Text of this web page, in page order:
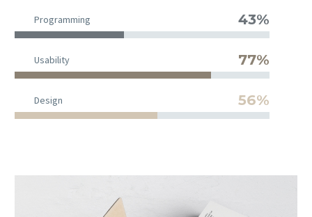
Programming 43%
Usability 77%
Design 56%